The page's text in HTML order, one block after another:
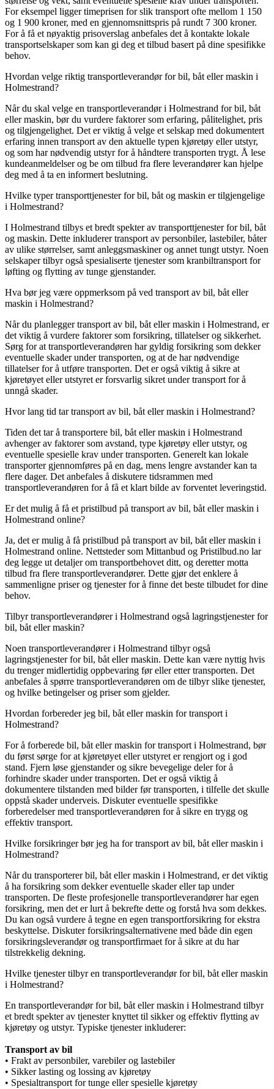
For eksempel ligger timeprisen for slik transport ofte mellom 1 150
og 1 900 kroner, med en gjennomsnittspris på rundt 7 300 kroner.
For å få et nøyaktig prisoverslag anbefales det å kontakte lokale
transportselskaper som kan gi deg et tilbud basert på dine spesifikke
behov.
Hvordan velge riktig transportleverandør for bil, båt eller maskin i
Holmestrand?
Når du skal velge en transportleverandør i Holmestrand for bil, båt
eller maskin, bør du vurdere faktorer som erfaring, pålitelighet, pris
og tilgjengelighet. Det er viktig å velge et selskap med dokumentert
erfaring innen transport av den aktuelle typen kjøretøy eller utstyr,
og som har nødvendig utstyr for å håndtere transporten trygt. Å lese
kundeanmeldelser og be om tilbud fra flere leverandører kan hjelpe
deg med å ta en informert beslutning.
Hvilke typer transporttjenester for bil, båt og maskin er tilgjengelige
i Holmestrand?
I Holmestrand tilbys et bredt spekter av transporttjenester for bil, båt
og maskin. Dette inkluderer transport av personbiler, lastebiler, båter
av ulike størrelser, samt anleggsmaskiner og annet tungt utstyr. Noen
selskaper tilbyr også spesialiserte tjenester som kranbiltransport for
løfting og flytting av tunge gjenstander.
Hva bør jeg være oppmerksom på ved transport av bil, båt eller
maskin i Holmestrand?
Når du planlegger transport av bil, båt eller maskin i Holmestrand, er
det viktig å vurdere faktorer som forsikring, tillatelser og sikkerhet.
Sørg for at transportleverandøren har gyldig forsikring som dekker
eventuelle skader under transporten, og at de har nødvendige
tillatelser for å utføre transporten. Det er også viktig å sikre at
kjøretøyet eller utstyret er forsvarlig sikret under transport for å
unngå skader.
Hvor lang tid tar transport av bil, båt eller maskin i Holmestrand?
Tiden det tar å transportere bil, båt eller maskin i Holmestrand
avhenger av faktorer som avstand, type kjøretøy eller utstyr, og
eventuelle spesielle krav under transporten. Generelt kan lokale
transporter gjennomføres på en dag, mens lengre avstander kan ta
flere dager. Det anbefales å diskutere tidsrammen med
transportleverandøren for å få et klart bilde av forventet leveringstid.
Er det mulig å få et pristilbud på transport av bil, båt eller maskin i
Holmestrand online?
Ja, det er mulig å få pristilbud på transport av bil, båt eller maskin i
Holmestrand online. Nettsteder som Mittanbud og Pristilbud.no lar
deg legge ut detaljer om transportbehovet ditt, og deretter motta
tilbud fra flere transportleverandører. Dette gjør det enklere å
sammenligne priser og tjenester for å finne det beste tilbudet for dine
behov.
Tilbyr transportleverandører i Holmestrand også lagringstjenester for
bil, båt eller maskin?
Noen transportleverandører i Holmestrand tilbyr også
lagringstjenester for bil, båt eller maskin. Dette kan være nyttig hvis
du trenger midlertidig oppbevaring før eller etter transporten. Det
anbefales å spørre transportleverandøren om de tilbyr slike tjenester,
og hvilke betingelser og priser som gjelder.
Hvordan forbereder jeg bil, båt eller maskin for transport i
Holmestrand?
For å forberede bil, båt eller maskin for transport i Holmestrand, bør
du først sørge for at kjøretøyet eller utstyret er rengjort og i god
stand. Fjern løse gjenstander og sikre bevegelige deler for å
forhindre skader under transporten. Det er også viktig å
dokumentere tilstanden med bilder før transporten, i tilfelle det skulle
oppstå skader underveis. Diskuter eventuelle spesifikke
forberedelser med transportleverandøren for å sikre en trygg og
effektiv transport.
Hvilke forsikringer bør jeg ha for transport av bil, båt eller maskin i
Holmestrand?
Når du transporterer bil, båt eller maskin i Holmestrand, er det viktig
å ha forsikring som dekker eventuelle skader eller tap under
transporten. De fleste profesjonelle transportleverandører har egen
forsikring, men det er lurt å bekrefte dette og forstå hva som dekkes.
Du kan også vurdere å tegne en egen transportforsikring for ekstra
beskyttelse. Diskuter forsikringsalternativene med både din egen
forsikringsleverandør og transportfirmaet for å sikre at du har
tilstrekkelig dekning.
Hvilke tjenester tilbyr en transportleverandør for bil, båt eller maskin
i Holmestrand?
En transportleverandør for bil, båt eller maskin i Holmestrand tilbyr
et bredt spekter av tjenester knyttet til sikker og effektiv flytting av
kjøretøy og utstyr. Typiske tjenester inkluderer:
Transport av bil
• Frakt av personbiler, varebiler og lastebiler
• Sikker lasting og lossing av kjøretøy
• Spesialtransport for tunge eller spesielle kjøretøy